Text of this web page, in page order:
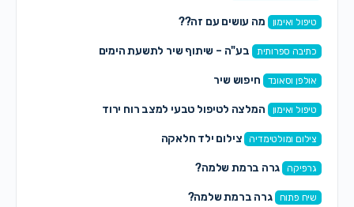
טיפול ואימון מה עושים עם זה??
כתיבה ספרותית בע"ה – שיתוף שיר לתשעת הימים
אולפן וסאונד חיפוש שיר
טיפול ואימון המלצה לטיפול טבעי למצב רוח ירוד
צילום ומולטימדיה צילום ילד חלאקה
גרפיקה גרה ברמת שלמה?
שיח פתוח גרה ברמת שלמה?